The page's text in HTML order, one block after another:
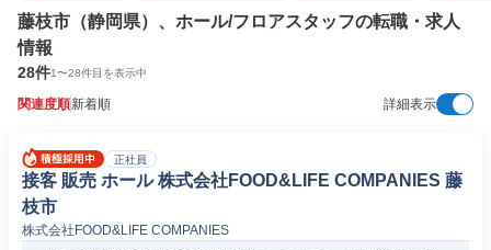
藤枝市（静岡県）、ホール/フロアスタッフの転職・求人
情報
28件1〜28件目を表示中
関連度順新着順 詳細表示
正社員
接客 販売 ホール 株式会社FOOD&LIFE COMPANIES 藤
枝市
株式会社FOOD&LIFE COMPANIES